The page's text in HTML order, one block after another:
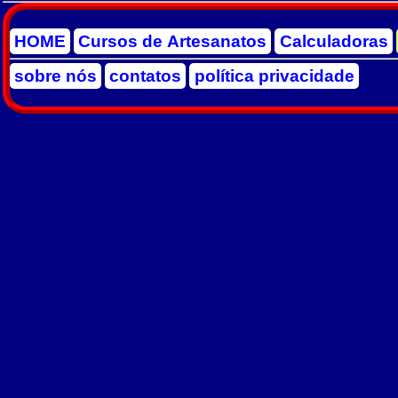
HOME Cursos de Artesanatos Calculadoras
sobre nós
contatos política privacidade